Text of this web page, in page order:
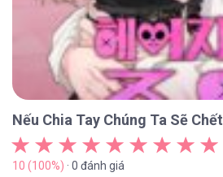
Nếu Chia Tay Chúng Ta Sẽ Chết
10 (100%) · 0 đánh giá